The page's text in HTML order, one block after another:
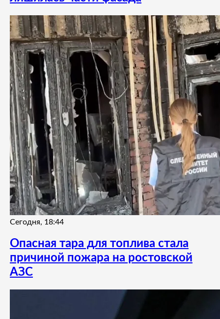
Сегодня, 18:44
Опасная тара для топлива стала
причиной пожара на ростовской
АЗС